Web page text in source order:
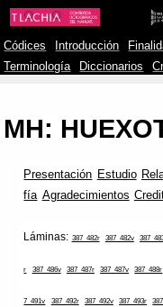
Códices Introducción
Terminología
Diccionarios
MH:
Presentación Estudio
fía Agradecimientos
Láminas: 387_482r 387_482v
r 387_486v 387_487r 387_487v 387_488r
7_491v 387_492r 387_492v 387_493r